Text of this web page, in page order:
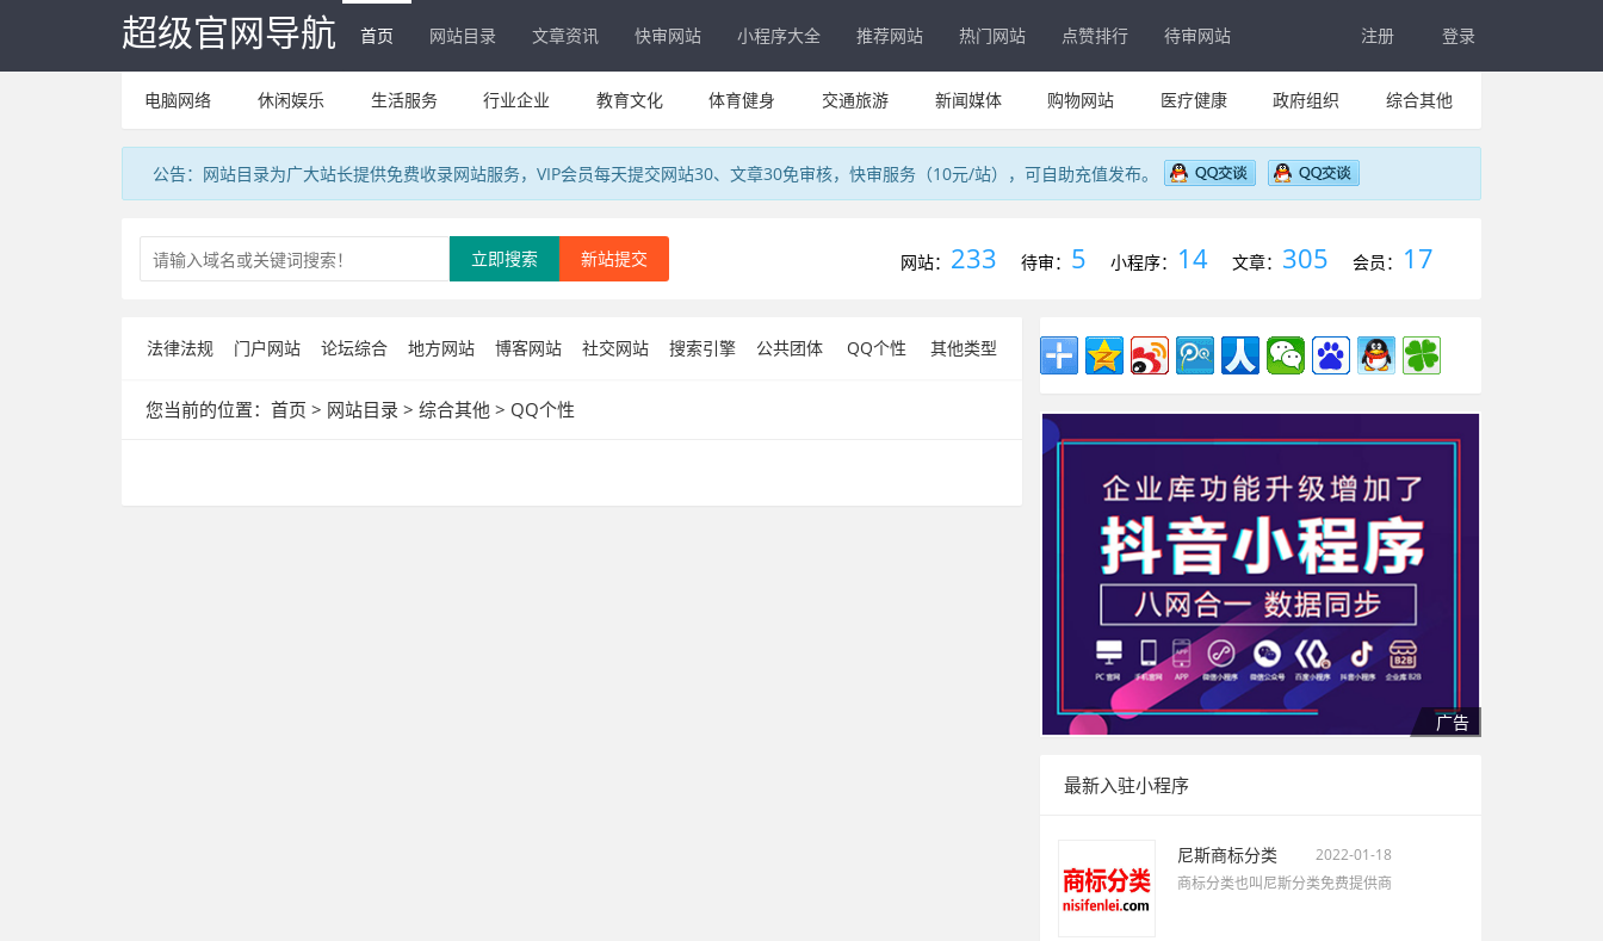
超级官网导航 首页 网站目录 文章资讯 快审网站 小程序大全 推荐网站 热门网站 点赞排行 待审网站 注册 登录
电脑网络 休闲娱乐 生活服务 行业企业 教育文化 体育健身 交通旅游 新闻媒体 购物网站 医疗健康 政府组织 综合其他
公告：网站目录为广大站长提供免费收录网站服务，VIP会员每天提交网站30、文章30免审核，快审服务（10元/站），可自助充值发布。
新站提交
立即搜索 网站： 233 待审： 5 小程序： 14 文章： 305 会员： 17
法律法规 门户网站 论坛综合 地方网站 博客网站 社交网站 搜索引擎 公共团体 QQ个性 其他类型
您当前的位置： 首页 > 网站目录 > 综合其他 > QQ个性
最新入驻小程序
尼斯商标分类
2022-01-18
商标分类也叫尼斯分类免费提供商